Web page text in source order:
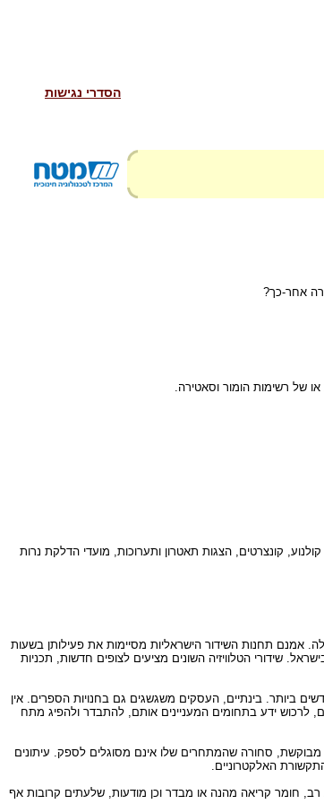
הסדרי נגישות
אחר-כך?
של רשימות הומור וסאטירה.
קונצרטים, הצגות תאטרון ותערוכות, מועדי הדלקת נרות
אפשר לצפות יומם ולילה. אמנם תחנות השידור הישראליות מסיימות את פעילותן בשעות
שידורי הטלוויזיה השונים מציעים לצופים חדשות, תכניות
ביותר. בינתיים, העסקים משגשגים גם בחנויות הספרים. אין
לרכוש ידע בתחומים המעניינים אותם, להתבדר ולהפיג מתח
סחורה שהמתחרים שלו אינם מסוגלים לספק. עיתונים
האלקטרוניים.
רב, חומר קריאה מהנה או מבדר וכן מודעות, שלעתים קרובות אף